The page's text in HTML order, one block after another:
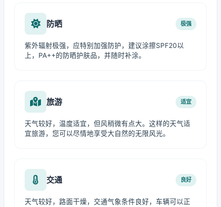
防晒 极强
紫外辐射极强，应特别加强防护，建议涂擦SPF20以
上，PA++的防晒护肤品，并随时补涂。
旅游 适宜
天气较好，温度适宜，但风稍微有点大。这样的天气适
宜旅游，您可以尽情地享受大自然的无限风光。
交通 良好
天气较好，路面干燥，交通气象条件良好，车辆可以正